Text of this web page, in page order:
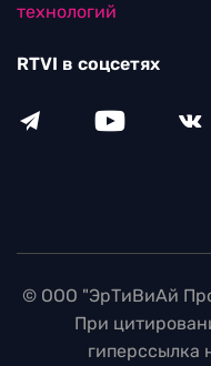
технологий
RTVI в соцсетях
© ООО "ЭрТиВиАй
При
гиперссылка